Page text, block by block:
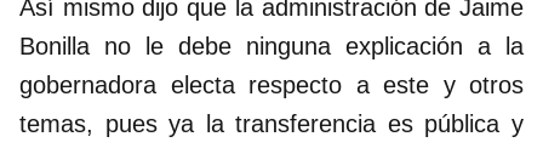
Así mismo dijo que la administración de Jaime
Bonilla no le debe ninguna explicación a la
gobernadora electa respecto a este y otros
temas, pues ya la transferencia es pública y